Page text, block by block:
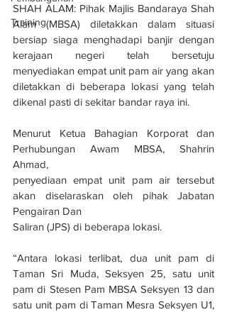
Training
SHAH ALAM: Pihak Majlis Bandaraya Shah
Alam (MBSA) diletakkan dalam situasi
bersiap siaga menghadapi banjir dengan
kerajaan negeri telah bersetuju
menyediakan empat unit pam air yang akan
diletakkan di beberapa lokasi yang telah
dikenal pasti di sekitar bandar raya ini.
Menurut Ketua Bahagian Korporat dan
Perhubungan Awam MBSA, Shahrin
Ahmad,
penyediaan empat unit pam air tersebut
akan diselaraskan oleh pihak Jabatan
Pengairan Dan
Saliran (JPS) di beberapa lokasi.
“Antara lokasi terlibat, dua unit pam di
Taman Sri Muda, Seksyen 25, satu unit
pam di Stesen Pam MBSA Seksyen 13 dan
satu unit pam di Taman Mesra Seksyen U1,